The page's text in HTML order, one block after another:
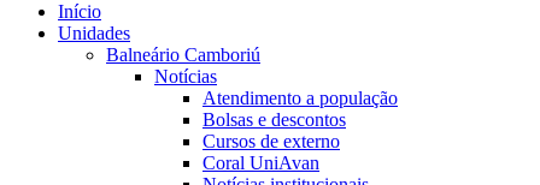
Início
Unidades
Balneário Camboriú
Notícias
Atendimento a população
Bolsas e descontos
Cursos de externo
Coral UniAvan